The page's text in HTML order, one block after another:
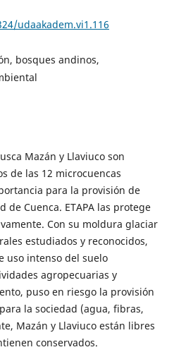
udaakadem.vi1.116
bosques andinos,
Mazán y Llaviuco son
de las 12 microcuencas
para la provisión de
Cuenca. ETAPA las protege
Con su moldura glaciar
estudiados y reconocidos,
uso intenso del suelo
agropecuarias y
puso en riesgo la provisión
la sociedad (agua, fibras,
Mazán y Llaviuco están libres
conservados.